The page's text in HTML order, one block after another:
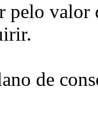
pelo
de